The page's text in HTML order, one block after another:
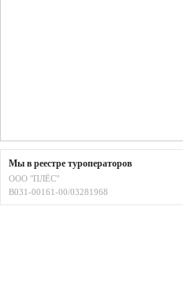
Мы в реестре туроператоров
ООО "ПЛЁС"
В031-00161-00/03281968